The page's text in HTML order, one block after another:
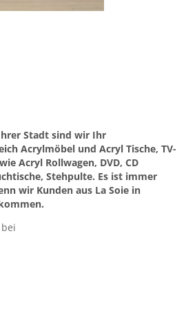
Stadt sind wir Ihr
Acrylmöbel und Acryl Tische, TV-
Acryl Rollwagen, DVD, CD
Stehpulte. Es ist immer
wir Kunden aus La Soie in